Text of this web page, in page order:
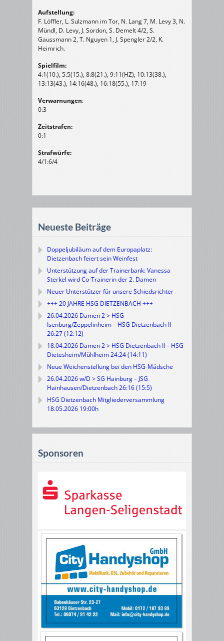
Aufstellung:
F. Löffler, L. Sulzmann im Tor, N. Lang 7, M. Levy 3, N.
Mündl, D. Levy, J. Sordon, S. Demelt 4/2, S.
Gaussmann 2, T. Nguyen 1, J. Spengler 2/2, K.
Heimrich.
Spielfilm:
4:1(10.), 5:5(15.), 8:8(21.), 9:11(HZ), 10:13(38.),
13:13(43.), 14:16(48.), 16:18(55.), 17:19
Verwarnungen:
0:3
Zeitstrafen:
0:1
Strafwürfe:
4/1:6/4
Neueste Beiträge
Doppeljubiläum auf dem Europaplatz:
Dietzenbach feiert sein Weinfest
Unterstützung auf der Trainerbank: Vanessa
Sterkel wird Co-Trainerin der 2. Damen
Neuer Unterstützer für unsere Schiedsrichter
+++ 20 JAHRE HSG DIETZENBACH +++
26.04.2026 Damen 2 > HSG
Isenburg/Zeppelinheim – HSG Dietzenbach II
26:27 (12:12)
18.04.2026 Damen 2 > HSG Dietzenbach II – HSG
Dietesheim/Mühlheim 24:24 (14:11)
Neue Weichenstellung bei den HSG-Mädsche
26.04.2026 w/D > SG Hainburg – JSG
Hainhausen/Dietzenbach 26:16 (15:5)
HSG Dietzenbach Mitgliederversammlung
18.05.2026 19:00h
Sponsoren